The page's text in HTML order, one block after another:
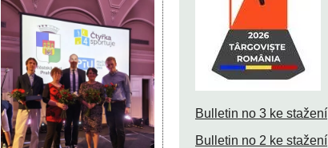
Bulletin no 3 ke stažení
Bulletin no 2 ke stažení